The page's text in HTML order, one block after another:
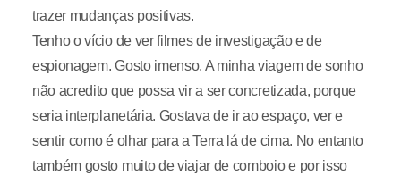
trazer mudanças positivas.
Tenho o vício de ver filmes de investigação e de
espionagem. Gosto imenso. A minha viagem de sonho
não acredito que possa vir a ser concretizada, porque
seria interplanetária. Gostava de ir ao espaço, ver e
sentir como é olhar para a Terra lá de cima. No entanto
também gosto muito de viajar de comboio e por isso